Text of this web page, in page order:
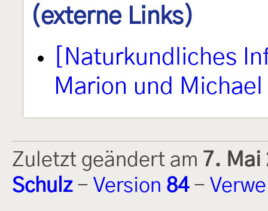
(externe Links)
[Naturkundliches
Marion und
Zuletzt geändert am 7. Mai
Schulz- Version 84-